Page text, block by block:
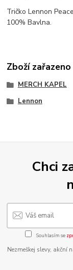
Tričko Lennon
100% Bavlna.
Zboží
MERCH KAPEL
Lennon
Chci
Souhlasím se
Nezmeškej slevy, akční